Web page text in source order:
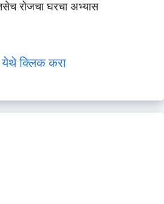
रोजचा घरचा अभ्यास
येथे क्लिक करा